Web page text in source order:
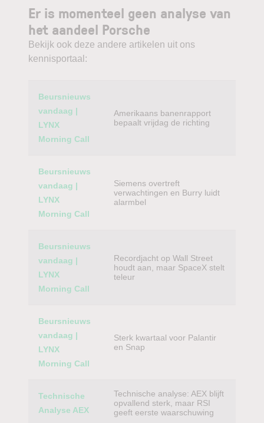
Er is momenteel geen analyse van
het aandeel Porsche
Bekijk ook deze andere artikelen uit ons
kennisportaal:
Category
Beursnieuws
vandaag |
LYNX
Morning Call
Amerikaans banenrapport
bepaalt vrijdag de richting
Beursnieuws
vandaag |
LYNX
Morning Call
Siemens overtreft
verwachtingen en Burry luidt
alarmbel
Beursnieuws
vandaag |
LYNX
Morning Call
Recordjacht op Wall Street
houdt aan, maar SpaceX stelt
teleur
Beursnieuws
vandaag |
LYNX
Morning Call
Sterk kwartaal voor Palantir
en Snap
Technische
Analyse AEX
Technische analyse: AEX blijft
opvallend sterk, maar RSI
geeft eerste waarschuwing